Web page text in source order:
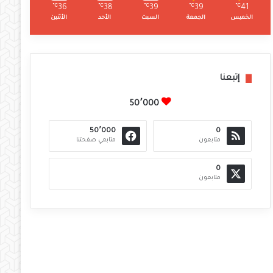
41
℃
الخميس
39
℃
الجمعة
39
℃
السبت
38
℃
الأحد
36
℃
الأثنين
إتبعنا
50٬000
0
متابعون
50٬000
متابعي صفحتنا
0
متابعون